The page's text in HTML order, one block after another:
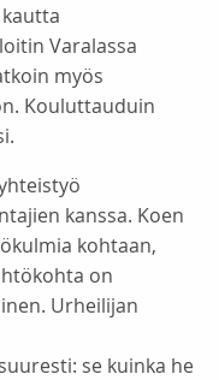
Varalassa
myös
Kouluttauduin
kanssa. Koen
kohtaan,
on
Urheilijan
se kuinka he